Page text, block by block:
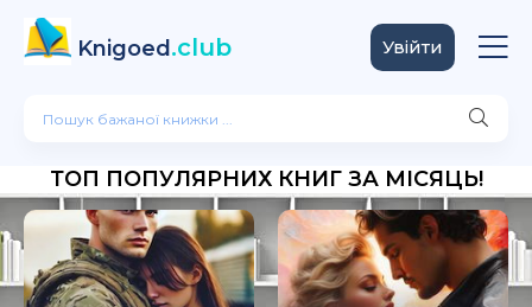
Knigoed .club Увійти
ТОП ПОПУЛЯРНИХ КНИГ ЗА МІСЯЦЬ!